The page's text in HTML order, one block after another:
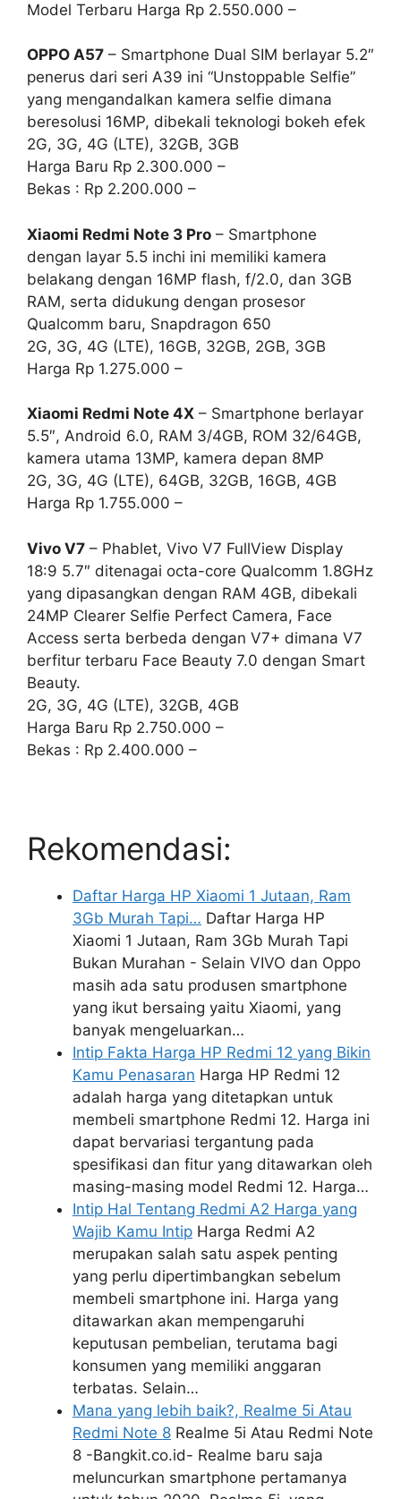
Model Terbaru Harga Rp 2.550.000 –
OPPO A57 – Smartphone Dual SIM berlayar 5.2″
penerus dari seri A39 ini “Unstoppable Selfie”
yang mengandalkan kamera selfie dimana
beresolusi 16MP, dibekali teknologi bokeh efek
2G, 3G, 4G (LTE), 32GB, 3GB
Harga Baru Rp 2.300.000 –
Bekas : Rp 2.200.000 –
Xiaomi Redmi Note 3 Pro – Smartphone
dengan layar 5.5 inchi ini memiliki kamera
belakang dengan 16MP flash, f/2.0, dan 3GB
RAM, serta didukung dengan prosesor
Qualcomm baru, Snapdragon 650
2G, 3G, 4G (LTE), 16GB, 32GB, 2GB, 3GB
Harga Rp 1.275.000 –
Xiaomi Redmi Note 4X – Smartphone berlayar
5.5″, Android 6.0, RAM 3/4GB, ROM 32/64GB,
kamera utama 13MP, kamera depan 8MP
2G, 3G, 4G (LTE), 64GB, 32GB, 16GB, 4GB
Harga Rp 1.755.000 –
Vivo V7 – Phablet, Vivo V7 FullView Display
18:9 5.7″ ditenagai octa-core Qualcomm 1.8GHz
yang dipasangkan dengan RAM 4GB, dibekali
24MP Clearer Selfie Perfect Camera, Face
Access serta berbeda dengan V7+ dimana V7
berfitur terbaru Face Beauty 7.0 dengan Smart
Beauty.
2G, 3G, 4G (LTE), 32GB, 4GB
Harga Baru Rp 2.750.000 –
Bekas : Rp 2.400.000 –
Rekomendasi:
Daftar Harga HP Xiaomi 1 Jutaan, Ram
3Gb Murah Tapi… Daftar Harga HP
Xiaomi 1 Jutaan, Ram 3Gb Murah Tapi
Bukan Murahan - Selain VIVO dan Oppo
masih ada satu produsen smartphone
yang ikut bersaing yaitu Xiaomi, yang
banyak mengeluarkan…
Intip Fakta Harga HP Redmi 12 yang Bikin
Kamu Penasaran Harga HP Redmi 12
adalah harga yang ditetapkan untuk
membeli smartphone Redmi 12. Harga ini
dapat bervariasi tergantung pada
spesifikasi dan fitur yang ditawarkan oleh
masing-masing model Redmi 12. Harga…
Intip Hal Tentang Redmi A2 Harga yang
Wajib Kamu Intip Harga Redmi A2
merupakan salah satu aspek penting
yang perlu dipertimbangkan sebelum
membeli smartphone ini. Harga yang
ditawarkan akan mempengaruhi
keputusan pembelian, terutama bagi
konsumen yang memiliki anggaran
terbatas. Selain…
Mana yang lebih baik?, Realme 5i Atau
Redmi Note 8 Realme 5i Atau Redmi Note
8 -Bangkit.co.id- Realme baru saja
meluncurkan smartphone pertamanya